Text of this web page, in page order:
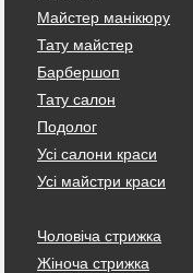
Майстер манікюру
Тату майстер
Барбершоп
Тату салон
Подолог
Усі салони краси
Усі майстри краси
Чоловіча стрижка
Жіноча стрижка